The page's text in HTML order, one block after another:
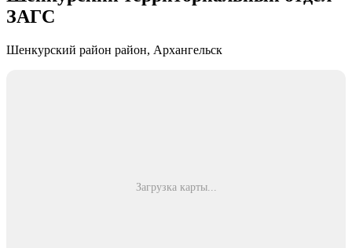
ЗАГС
Шенкурский район район, Архангельск
Загрузка карты...